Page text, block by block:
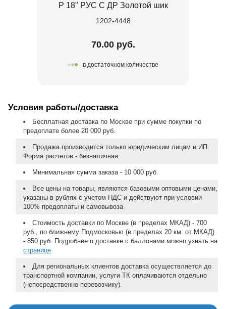
Р 18" РУС С ДР Золотой шик
1202-4448
70.00 руб.
в достаточном количестве
Условия работы/доставка
Бесплатная доставка по Москве при сумме покупки по
предоплате более 20 000 руб.
Продажа производится только юридическим лицам и ИП.
Форма расчетов - безналичная.
Минимальная сумма заказа - 10 000 руб.
Все цены на товары, являются базовыми оптовыми ценами,
указаны в рублях с учетом НДС и действуют при условии
100% предоплаты и самовывоза
Стоимость доставки по Москве (в пределах МКАД) - 700
руб., по ближнему Подмосковью (в пределах 20 км. от МКАД)
- 850 руб. Подробнее о доставке с баллонами можно узнать на
странице
Для региональных клиентов доставка осуществляется до
транспортной компании, услуги ТК оплачиваются отдельно
(непосредственно перевозчику).